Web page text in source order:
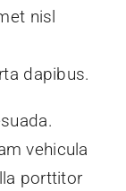
nisl
dapibus.
vehicula
porttitor